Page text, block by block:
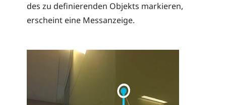
des zu definierenden Objekts markieren,
erscheint eine Messanzeige.